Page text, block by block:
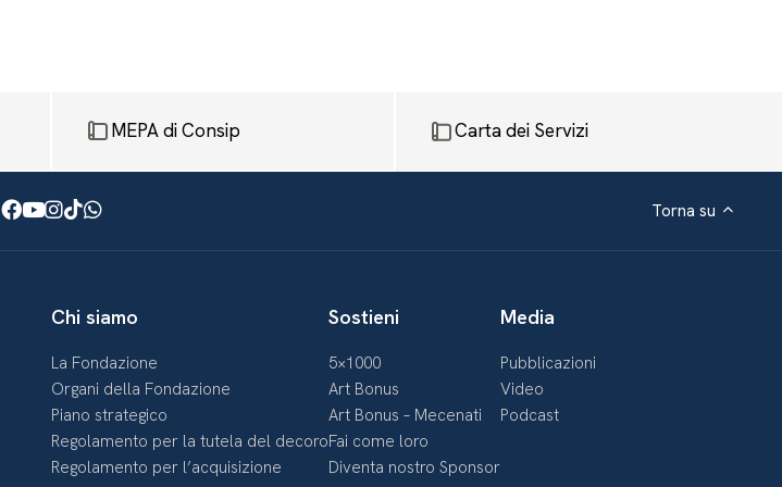
MEPA di Consip Carta dei Servizi
Facebook
Youtube
Instagram
TikTok
WhatsApp Torna su
Chi siamo
La Fondazione
Organi della Fondazione
Piano strategico
Regolamento per la tutela del decoro
Regolamento per l’acquisizione
Sostieni
5×1000
Art Bonus
Art Bonus – Mecenati
Fai come loro
Diventa nostro Sponsor
Media
Pubblicazioni
Video
Podcast